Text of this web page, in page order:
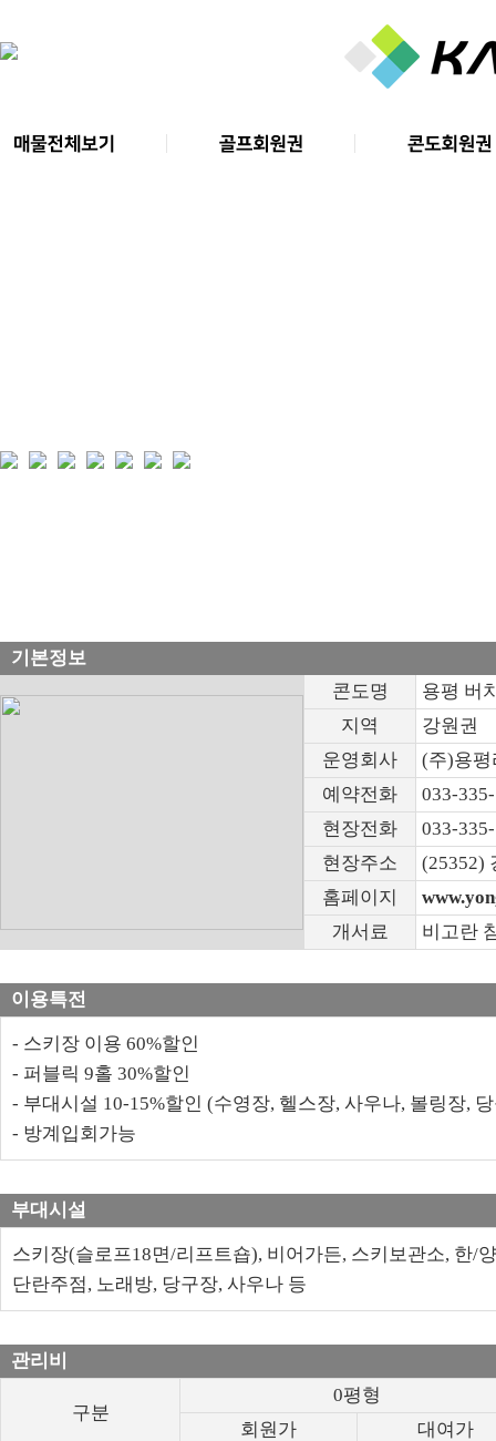
기본정보
콘도명
용평 버
지역
강원권
운영회사
(주)용평
예약전화
033-
현장전화
033-
현장주소
(25352)
홈페이지
개서료
비고란
이용특전
- 스키장 이용 60%할인
- 퍼블릭 9홀 30%할인
- 부대시설 10-15%할인 (수영장, 헬스장, 사우나, 볼링장,
- 방계입회가능
부대시설
스키장(슬로프18면/리프트숍), 비어가든, 스키보관소, 한/
단란주점, 노래방, 당구장, 사우나 등
관리비
구분
0평형
회원가
대여가